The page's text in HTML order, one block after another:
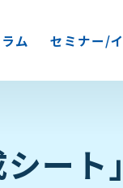
ム セミナー/
ー